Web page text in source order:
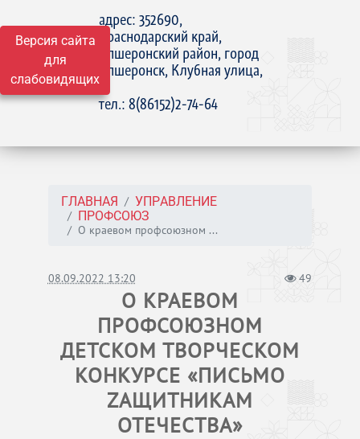
Версия сайта
для
слабовидящих
адрес: 352690,
Краснодарский край,
Апшеронский район, город
Апшеронск, Клубная улица,
15
тел.: 8(86152)2-74-64
ГЛАВНАЯ
УПРАВЛЕНИЕ
ПРОФСОЮЗ
О краевом профсоюзном ...
08.09.2022 13:20 49
О КРАЕВОМ
ПРОФСОЮЗНОМ
ДЕТСКОМ ТВОРЧЕСКОМ
КОНКУРСЕ «ПИСЬМО
ZАЩИТНИКАМ
ОТЕЧЕСТВА»